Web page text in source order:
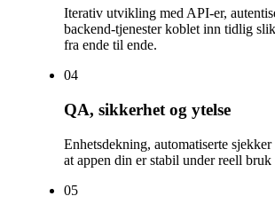
Iterativ utvikling med API-er,
backend-tjenester koblet inn tidlig
fra ende til ende.
04
QA, sikkerhet og ytelse
Enhetsdekning, automatiserte
at appen din er stabil under reell
05